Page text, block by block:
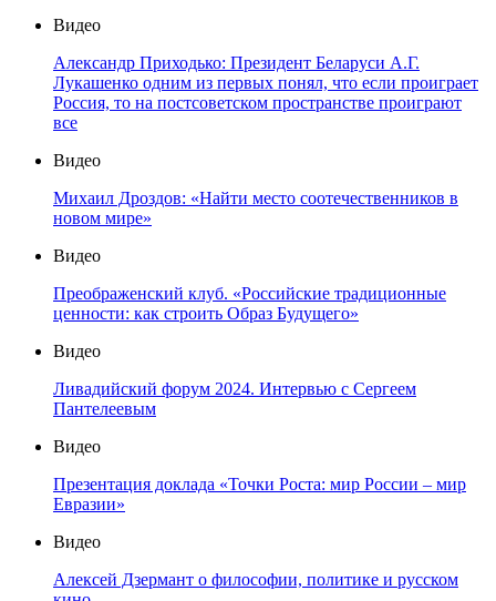
Видео
Александр Приходько: Президент Беларуси А.Г.
Лукашенко одним из первых понял, что если проиграет
Россия, то на постсоветском пространстве проиграют
все
Видео
Михаил Дроздов: «Найти место соотечественников в
новом мире»
Видео
Преображенский клуб. «Российские традиционные
ценности: как строить Образ Будущего»
Видео
Ливадийский форум 2024. Интервью с Сергеем
Пантелеевым
Видео
Презентация доклада «Точки Роста: мир России – мир
Евразии»
Видео
Алексей Дзермант о философии, политике и русском